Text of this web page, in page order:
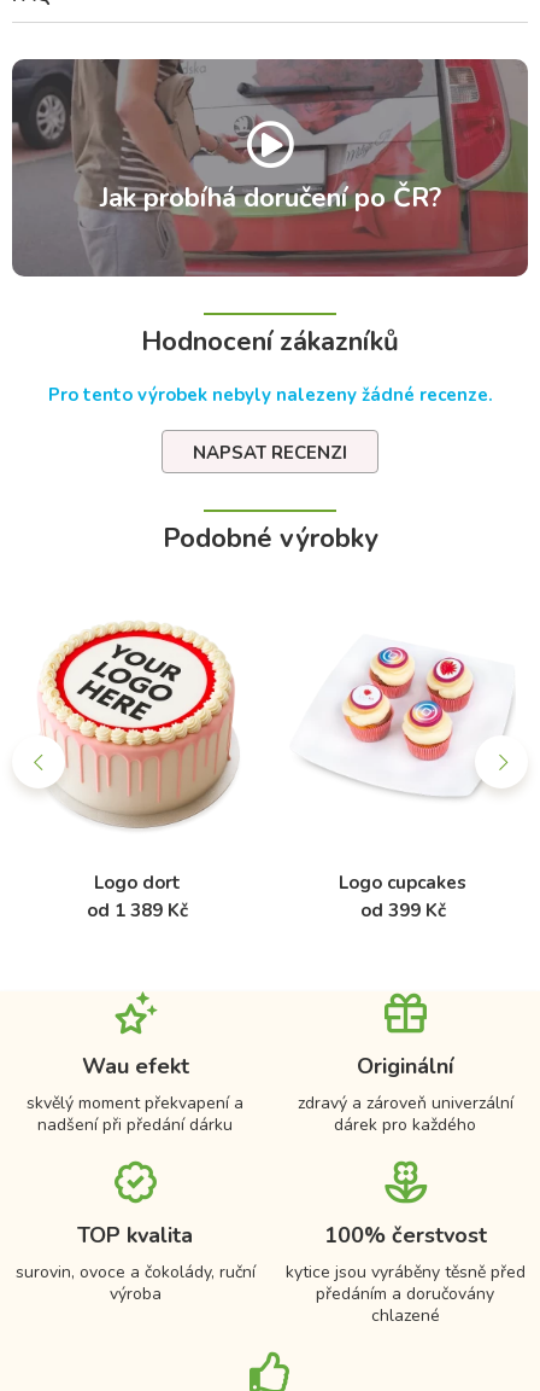
Jak probíhá doručení po ČR?
Hodnocení zákazníků
Pro tento výrobek nebyly nalezeny žádné recenze.
NAPSAT RECENZI
Podobné výrobky
Logo dort
od 1 389 Kč
Logo cupcakes
od 399 Kč
Wau efekt
skvělý moment překvapení a
nadšení při předání dárku
Originální
zdravý a zároveň univerzální
dárek pro každého
TOP kvalita
surovin, ovoce a čokolády, ruční
výroba
100% čerstvost
kytice jsou vyráběny těsně před
předáním a doručovány
chlazené